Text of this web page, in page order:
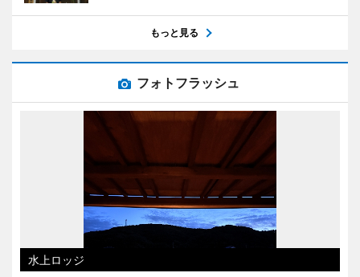
もっと見る
フォトフラッシュ
水上ロッジ